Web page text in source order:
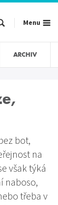
Menu
ARCHIV
bot,
na
však týká
naboso,
třeba v